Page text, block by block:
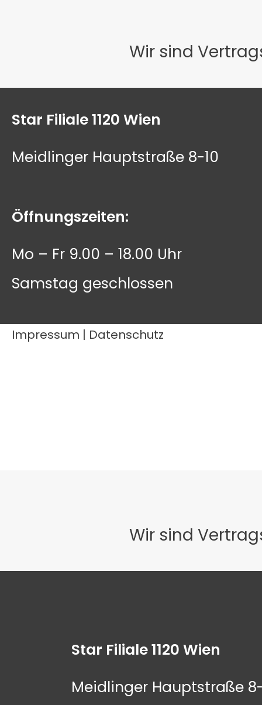
Wir sind
Star Filiale 1120 Wien
Meidlinger Hauptstraße 8-10
Öffnungszeiten:
Mo – Fr 9.00 – 18.00 Uhr
Samstag geschlossen
Impressum | Datenschutz
Wir sind
Star Filiale 1120 Wien
Meidlinger Hauptstraße